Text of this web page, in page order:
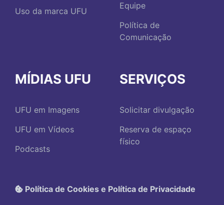
Uso da marca UFU
Equipe
Política de
Comunicação
MÍDIAS UFU
UFU em Imagens
UFU em Vídeos
Podcasts
SERVIÇOS
Solicitar divulgação
Reserva de espaço
físico
Política de Cookies e Política de Privacidade